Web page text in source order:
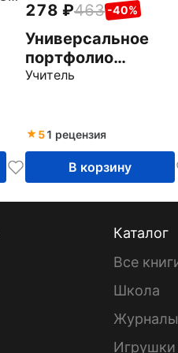
278 463 -40%
Универсальное
портфолио
воспитателя ДОО.
Учитель
51 рецензия
В корзину
Каталог
Все
Школа
Журналы
Игрушки